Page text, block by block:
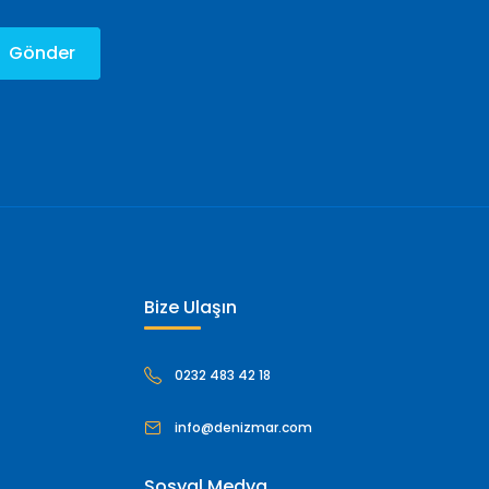
Gönder
Bize Ulaşın
0232 483 42 18
info@denizmar.com